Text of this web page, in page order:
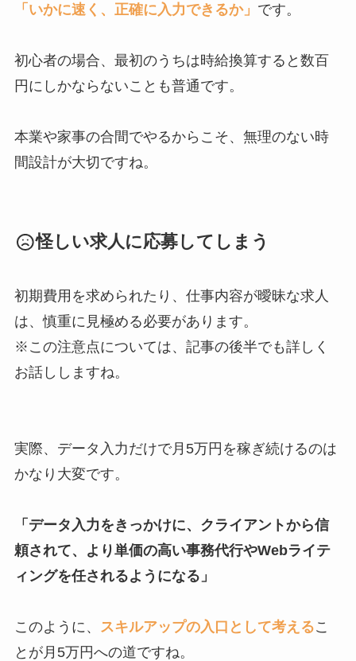
「いかに速く、正確に入力できるか」 です。
初心者の場合、最初のうちは時給換算すると数百
円にしかならないことも普通です。
本業や家事の合間でやるからこそ、無理のない時
間設計が大切ですね。
怪しい求人に応募してしまう
初期費用を求められたり、仕事内容が曖昧な求人
は、慎重に見極める必要があります。
※この注意点については、記事の後半でも詳しく
お話ししますね。
実際、データ入力だけで月5万円を稼ぎ続けるのは
かなり大変です。
「データ入力をきっかけに、クライアントから信
頼されて、より単価の高い事務代行やWebライテ
ィングを任されるようになる」
このように、 スキルアップの入口として考えるこ
とが月5万円への道ですね。